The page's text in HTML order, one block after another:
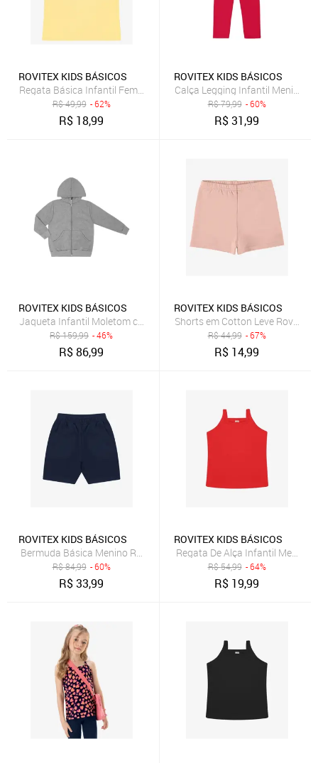
ROVITEX KIDS BÁSICOS
Regata Básica Infantil Feminina Rovi Kids Amarelo
R$49,99 - 62%
R$ 18,99
ROVITEX KIDS BÁSICOS
Calça Legging Infantil Menina
R$79,99 - 60%
R$31,99
ROVITEX KIDS BÁSICOS
Jaqueta Infantil Moletom com Capuz Rovitex Kids Cinza
R$159,99 - 46%
R$86,99
ROVITEX KIDS BÁSICOS
Shorts em Cotton Leve Rovi
R$44,99 - 67%
R$ 14,99
ROVITEX KIDS BÁSICOS
Bermuda Básica Menino Rovi Kids Azul
R$84,99 - 60%
R$33,99
ROVITEX KIDS BÁSICOS
Regata De Alça Infantil Menina
R$54,99 - 64%
R$ 19,99